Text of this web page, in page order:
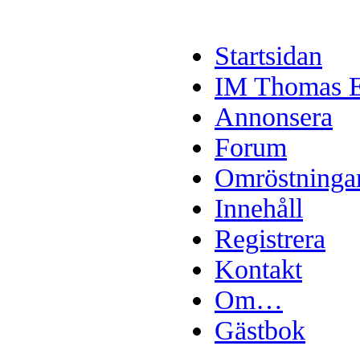
Startsidan
IM Thomas
Annonsera
Forum
Innehåll
Registrera
Kontakt
Om…
Gästbok